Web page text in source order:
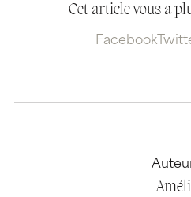
Cet article vous a
Facebook